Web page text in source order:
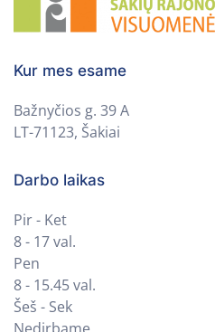
Kur mes esame
Bažnyčios g. 39 A
LT-71123, Šakiai
Darbo laikas
Pir - Ket
8 - 17 val.
Pen
8 - 15.45 val.
Šeš - Sek